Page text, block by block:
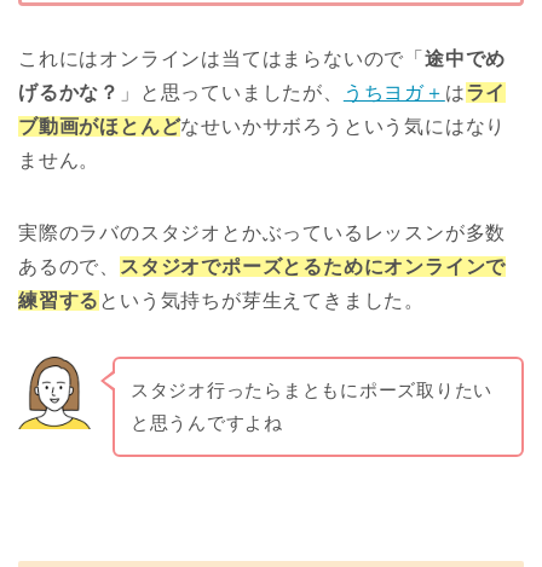
これにはオンラインは当てはまらないので「 途中でめ
げるかな？ 」と思っていましたが、 うちヨガ＋ はライ
ブ動画がほとんどなせいかサボろうという気にはなり
ません。
実際のラバのスタジオとかぶっているレッスンが多数
あるので、
スタジオでポーズとるためにオンラインで
練習する という気持ちが芽生えてきました。
スタジオ行ったらまともにポーズ取りたい
と思うんですよね